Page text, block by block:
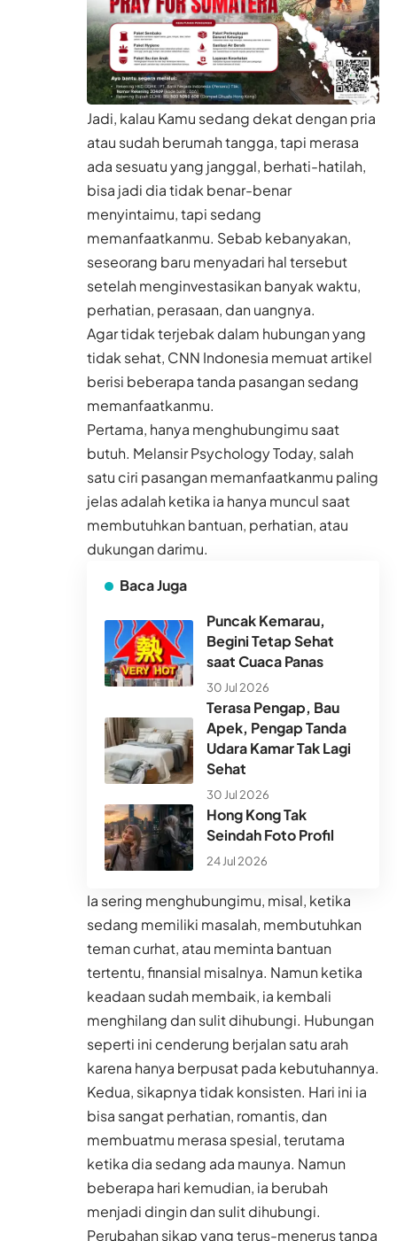
Jadi, kalau Kamu sedang dekat dengan pria
atau sudah berumah tangga, tapi merasa
ada sesuatu yang janggal, berhati-hatilah,
bisa jadi dia tidak benar-benar
menyintaimu, tapi sedang
memanfaatkanmu. Sebab kebanyakan,
seseorang baru menyadari hal tersebut
setelah menginvestasikan banyak waktu,
perhatian, perasaan, dan uangnya.
Agar tidak terjebak dalam hubungan yang
tidak sehat, CNN Indonesia memuat artikel
berisi beberapa tanda pasangan sedang
memanfaatkanmu.
Pertama, hanya menghubungimu saat
butuh. Melansir Psychology Today, salah
satu ciri pasangan memanfaatkanmu paling
jelas adalah ketika ia hanya muncul saat
membutuhkan bantuan, perhatian, atau
dukungan darimu.
Baca Juga
Puncak Kemarau,
Begini Tetap Sehat
saat Cuaca Panas
30 Jul 2026
Terasa Pengap, Bau
Apek, Pengap Tanda
Udara Kamar Tak Lagi
Sehat
30 Jul 2026
Hong Kong Tak
Seindah Foto Profil
24 Jul 2026
Ia sering menghubungimu, misal, ketika
sedang memiliki masalah, membutuhkan
teman curhat, atau meminta bantuan
tertentu, finansial misalnya. Namun ketika
keadaan sudah membaik, ia kembali
menghilang dan sulit dihubungi. Hubungan
seperti ini cenderung berjalan satu arah
karena hanya berpusat pada kebutuhannya.
Kedua, sikapnya tidak konsisten. Hari ini ia
bisa sangat perhatian, romantis, dan
membuatmu merasa spesial, terutama
ketika dia sedang ada maunya. Namun
beberapa hari kemudian, ia berubah
menjadi dingin dan sulit dihubungi.
Perubahan sikap yang terus-menerus tanpa